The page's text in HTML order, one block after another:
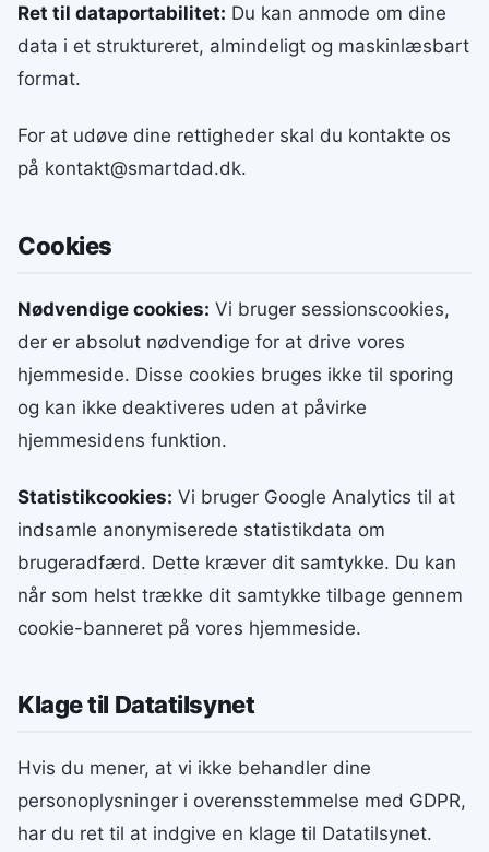
Ret til dataportabilitet: Du kan anmode om dine
data i et struktureret, almindeligt og maskinlæsbart
format.
For at udøve dine rettigheder skal du kontakte os
på kontakt@smartdad.dk.
Cookies
Nødvendige cookies: Vi bruger sessionscookies,
der er absolut nødvendige for at drive vores
hjemmeside. Disse cookies bruges ikke til sporing
og kan ikke deaktiveres uden at påvirke
hjemmesidens funktion.
Statistikcookies: Vi bruger Google Analytics til at
indsamle anonymiserede statistikdata om
brugeradfærd. Dette kræver dit samtykke. Du kan
når som helst trække dit samtykke tilbage gennem
cookie-banneret på vores hjemmeside.
Klage til Datatilsynet
Hvis du mener, at vi ikke behandler dine
personoplysninger i overensstemmelse med GDPR,
har du ret til at indgive en klage til Datatilsynet.